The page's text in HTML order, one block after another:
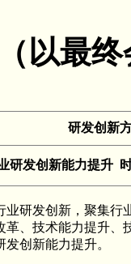
以最
研发创新
研发创新能力提升
业研发创新，聚集行
革、技术能力提升、
发创新能力提升。